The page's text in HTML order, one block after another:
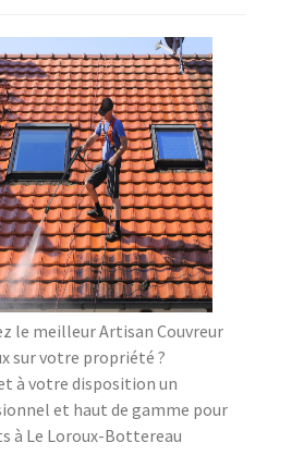
le meilleur Artisan Couvreur
sur votre propriété ?
à votre disposition un
et haut de gamme pour
à Le Loroux-Bottereau